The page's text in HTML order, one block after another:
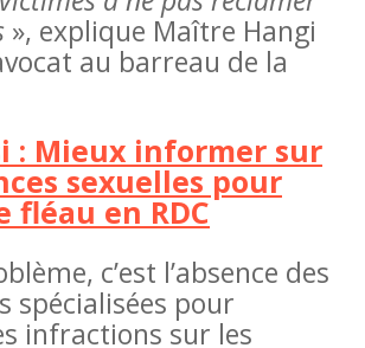
», explique Maître Hangi
au barreau de la
: Mieux informer sur
sexuelles pour
fléau en RDC
c’est l’absence des
spécialisées pour
infractions sur les